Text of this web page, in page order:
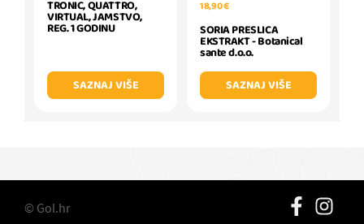
TRONIC, QUATTRO,
VIRTUAL, JAMSTVO,
REG. 1 GODINU
SAZNAJ VIŠE
18,90 €
SORIA PRESLICA
EKSTRAKT - Botanical
sante d.o.o.
SAZNAJ VIŠE
© Gol.hr